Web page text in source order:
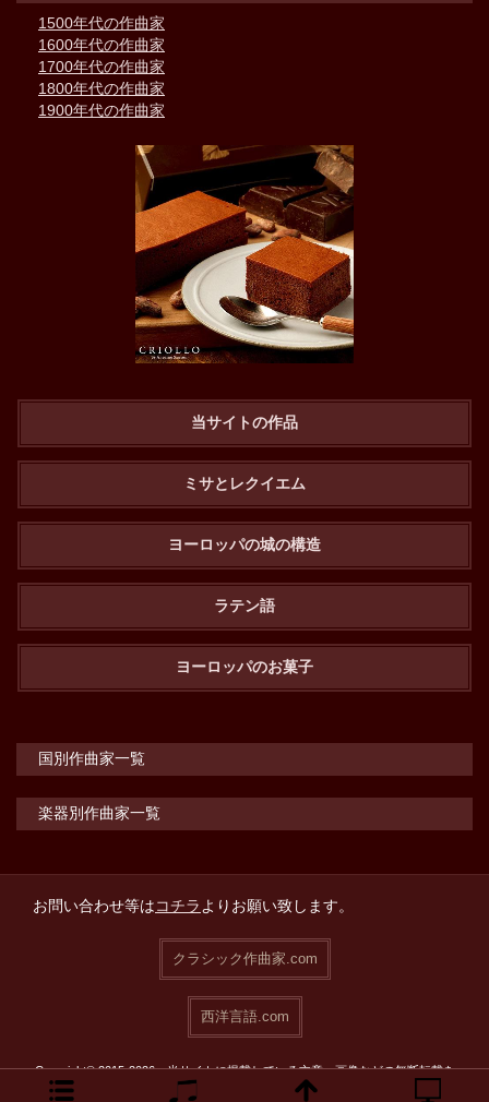
1500年代の作曲家
1600年代の作曲家
1700年代の作曲家
1800年代の作曲家
1900年代の作曲家
当サイトの作品
ミサとレクイエム
ヨーロッパの城の構造
ラテン語
ヨーロッパのお菓子
国別作曲家一覧
楽器別作曲家一覧
お問い合わせ等はコチラよりお願い致します。
クラシック作曲家.com
西洋言語.com
Copyright© 2015-2026 当サイトに掲載している文章・画像などの無断転載を